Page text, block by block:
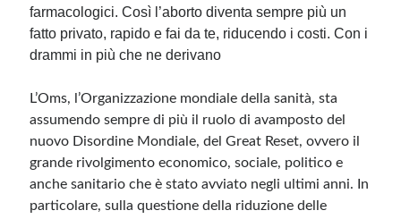
Questo blog non rappresenta una testata giornalistica, in quanto viene aggiornato
pubblicato dai lettori nei commenti ai vari post. Saranno comunque cancellati quelli
ritenuti offensivi o lesivi dell’immagine o dell’onorabilità di terzi, di genere spam,
razzisti o che contengano dati personali non conformi al rispetto delle norme sulla
privacy. Alcune immagini inserite in questo blog sono tratte da Internet e, pertanto,
considerate di pubblico dominio. Qualora la loro pubblicazione violasse eventuali
immediatamente rimosse. L’autore del blog non è responsabile dei siti collegati
farmacologici. Così l’aborto diventa sempre più un
fatto privato, rapido e fai da te, riducendo i costi. Con i
drammi in più che ne derivano
L’Oms, l’Organizzazione mondiale della sanità, sta
assumendo sempre di più il ruolo di avamposto del
nuovo Disordine Mondiale, del Great Reset, ovvero il
grande rivolgimento economico, sociale, politico e
anche sanitario che è stato avviato negli ultimi anni. In
particolare, sulla questione della riduzione delle